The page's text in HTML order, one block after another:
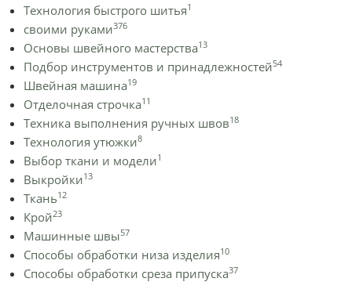
Технология быстрого шитья1
своими руками376
Основы швейного мастерства13
Подбор инструментов и принадлежностей54
Швейная машина19
Отделочная строчка11
Техника выполнения ручных швов18
Технология утюжки8
Выбор ткани и модели1
Выкройки13
Ткань12
Крой23
Машинные швы57
Способы обработки низа изделия10
Способы обработки среза припуска37